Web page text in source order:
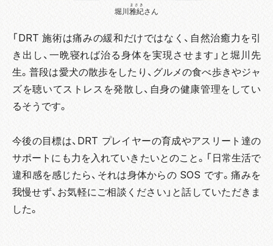
堀川 雅紀
まさき
さん
「DRT 施術は痛みの緩和だけではなく、自然治癒力を引
き出し、一晩寝れば治る身体を実現させます」と堀川先
生。普段は愛犬の散歩をしたり、グルメの食べ歩きやジャ
ズを聴いてストレスを発散し、自身の健康管理をしてい
るそうです。
今後の目標は、DRT プレイヤーの育成やアスリート達の
サポートにも力を入れていきたいとのこと。「日常生活で
違和感を感じたら、それは身体からの SOS です。痛みを
我慢せず、お気軽にご相談ください」と話していただきま
した。